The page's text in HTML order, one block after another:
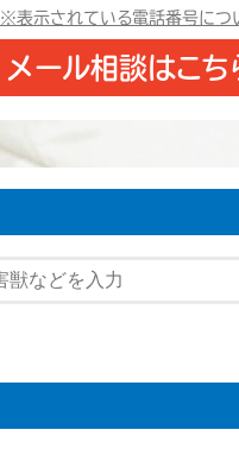
※表示されている電話番号につ
メール相談はこち